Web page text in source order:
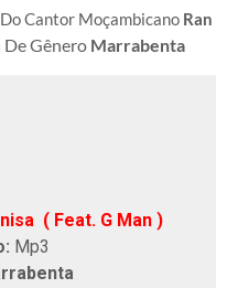
Cantor Moçambicano Ran
De Gênero Marrabenta
( Feat. G Man )
Mp3